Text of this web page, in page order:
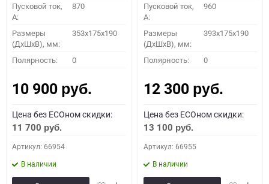
Пусковой ток,
A:
870
Размеры
(ДхШхВ), мм:
353x175x190
Полярность: 0
10 900 руб.
Цена без ECOном скидки:
11 700 руб.
Артикул: 66954
В наличии
Пусковой ток,
A:
960
Размеры
(ДхШхВ), мм:
393x175x190
Полярность: 0
12 300 руб.
Цена без ECOном скидки:
13 100 руб.
Артикул: 66955
В наличии